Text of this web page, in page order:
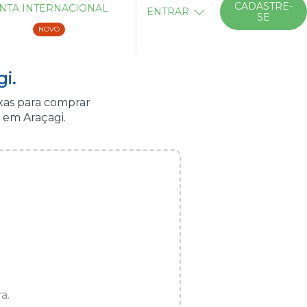
INTERNACIONAL
NOVO
ENTRAR
CADASTRE-
SE
para comprar
Araçagi.